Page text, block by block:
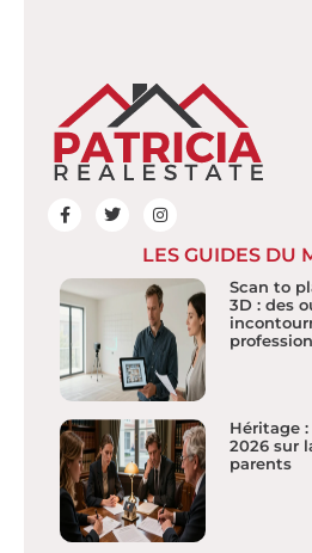
LES GUIDES DU
Scan to
3D : des
Héritage
2026 sur
parents